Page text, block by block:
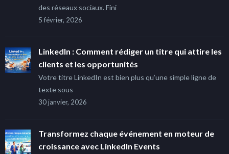
des réseaux sociaux. Fini
5 février, 2026
LinkedIn : Comment rédiger un titre qui attire les
clients et les opportunités
Votre titre LinkedIn est bien plus qu’une simple ligne de
texte sous
30 janvier, 2026
Transformez chaque événement en moteur de
croissance avec LinkedIn Events